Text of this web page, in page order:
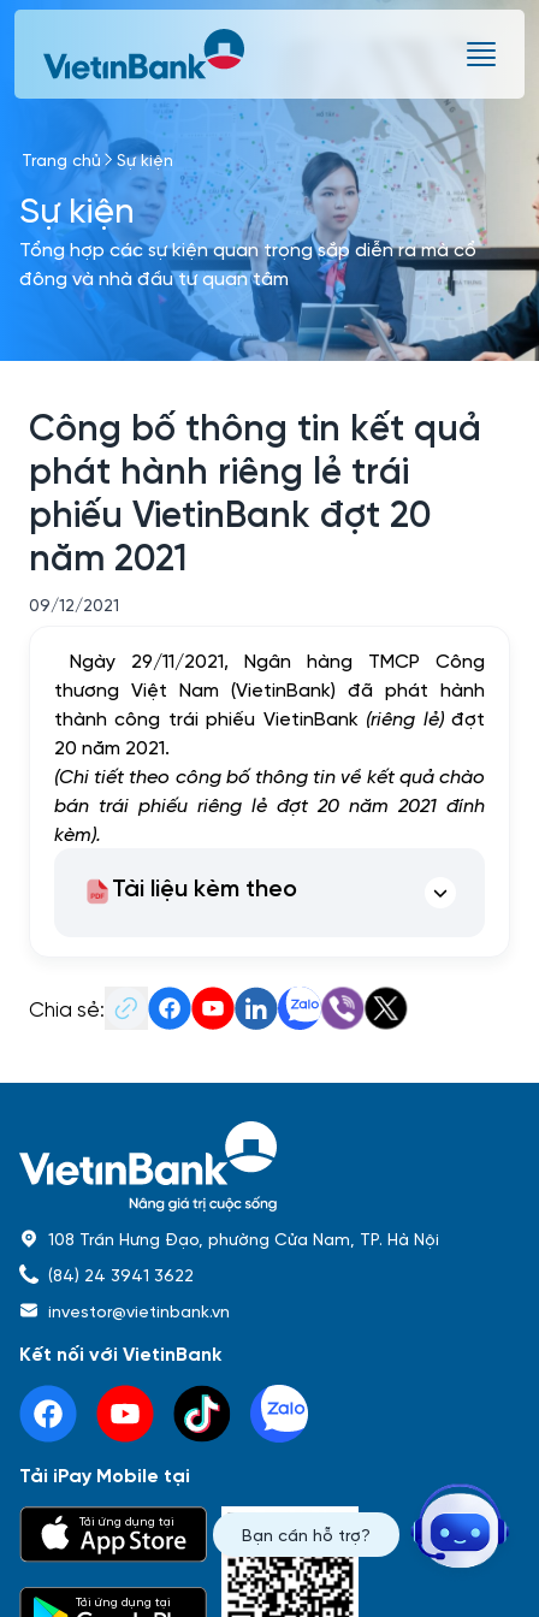
Skip to Main Content
Báo cáo tài chính Thông tin giao dịch
Sự kiện
Trang chủ Sự kiện
Sự kiện
Tổng hợp các sự kiện quan trọng sắp diễn ra mà cổ
đông và nhà đầu tư quan tâm
Công bố thông tin kết quả
phát hành riêng lẻ trái
phiếu VietinBank đợt 20
năm 2021
09/12/2021
Ngày 29/11/2021, Ngân hàng TMCP Công
thương Việt Nam (VietinBank) đã phát hành
thành công trái phiếu VietinBank (riêng lẻ)đợt
20 năm 2021.
(Chi tiết theo công bố thông tin về kết quả chào
bán trái phiếu riêng lẻ đợt 20 năm 2021 đính
kèm).
Tài liệu kèm theo
Chia sẻ:
Bạn cần hỗ trợ?
108 Trần Hưng Đạo, phường Cửa Nam, TP. Hà Nội
(84) 24 3941 3622
investor@vietinbank.vn
Kết nối với VietinBank
Tải iPay Mobile tại
Tải ứng dụng tại
Tải ứng dụng tại